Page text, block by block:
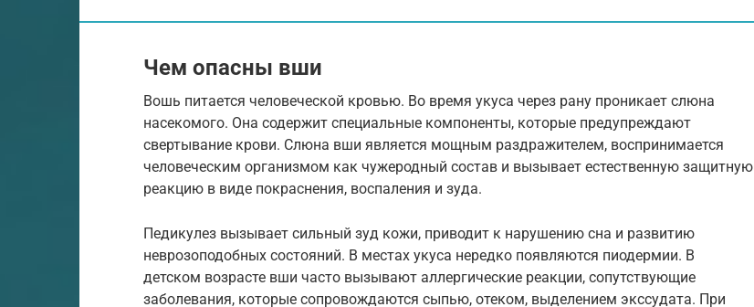
Чем опасны вши
Вошь питается человеческой кровью. Во время укуса через рану проникает слюна
насекомого. Она содержит специальные компоненты, которые предупреждают
свертывание крови. Слюна вши является мощным раздражителем, воспринимается
человеческим организмом как чужеродный состав и вызывает естественную защитную
реакцию в виде покраснения, воспаления и зуда.
Педикулез вызывает сильный зуд кожи, приводит к нарушению сна и развитию
неврозоподобных состояний. В местах укуса нередко появляются пиодермии. В
детском возрасте вши часто вызывают аллергические реакции, сопутствующие
заболевания, которые сопровождаются сыпью, отеком, выделением экссудата. При